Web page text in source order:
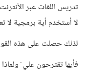
تدريس اللغات عبر
لا أستخدم أية برمجية لا
لذلك حصلت على هذه
فأيها تقترحون علي